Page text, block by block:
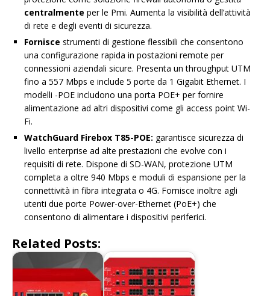
centralmente per le Pmi. Aumenta la visibilità dell’attività
di rete e degli eventi di sicurezza.
Fornisce strumenti di gestione flessibili che consentono
una configurazione rapida in postazioni remote per
connessioni aziendali sicure. Presenta un throughput UTM
fino a 557 Mbps e include 5 porte da 1 Gigabit Ethernet. I
modelli -POE includono una porta POE+ per fornire
alimentazione ad altri dispositivi come gli access point Wi-
Fi.
WatchGuard Firebox T85-POE: garantisce sicurezza di
livello enterprise ad alte prestazioni che evolve con i
requisiti di rete. Dispone di SD-WAN, protezione UTM
completa a oltre 940 Mbps e moduli di espansione per la
connettività in fibra integrata o 4G. Fornisce inoltre agli
utenti due porte Power-over-Ethernet (PoE+) che
consentono di alimentare i dispositivi periferici.
Related Posts: